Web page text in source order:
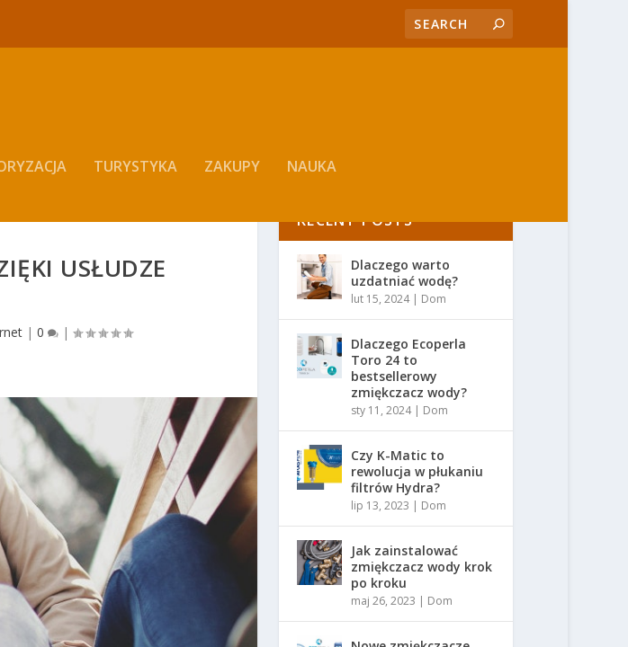
TURYSTYKA ZAKUPY NAUKA
USŁUDZE
|0 |
RECENT POSTS
Dlaczego warto
uzdatniać wodę?
lut 15, 2024| Dom
Dlaczego Ecoperla
Toro 24 to
bestsellerowy
zmiękczacz wody?
sty 11, 2024| Dom
Czy K-Matic to
rewolucja w płukaniu
filtrów Hydra?
lip 13, 2023 | Dom
Jak zainstalować
zmiękczacz wody krok
po kroku
maj 26, 2023 | Dom